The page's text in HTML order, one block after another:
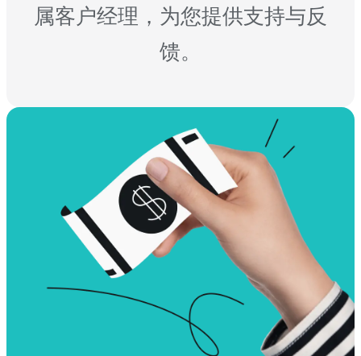
属客户经理，为您提供支持与反
馈。